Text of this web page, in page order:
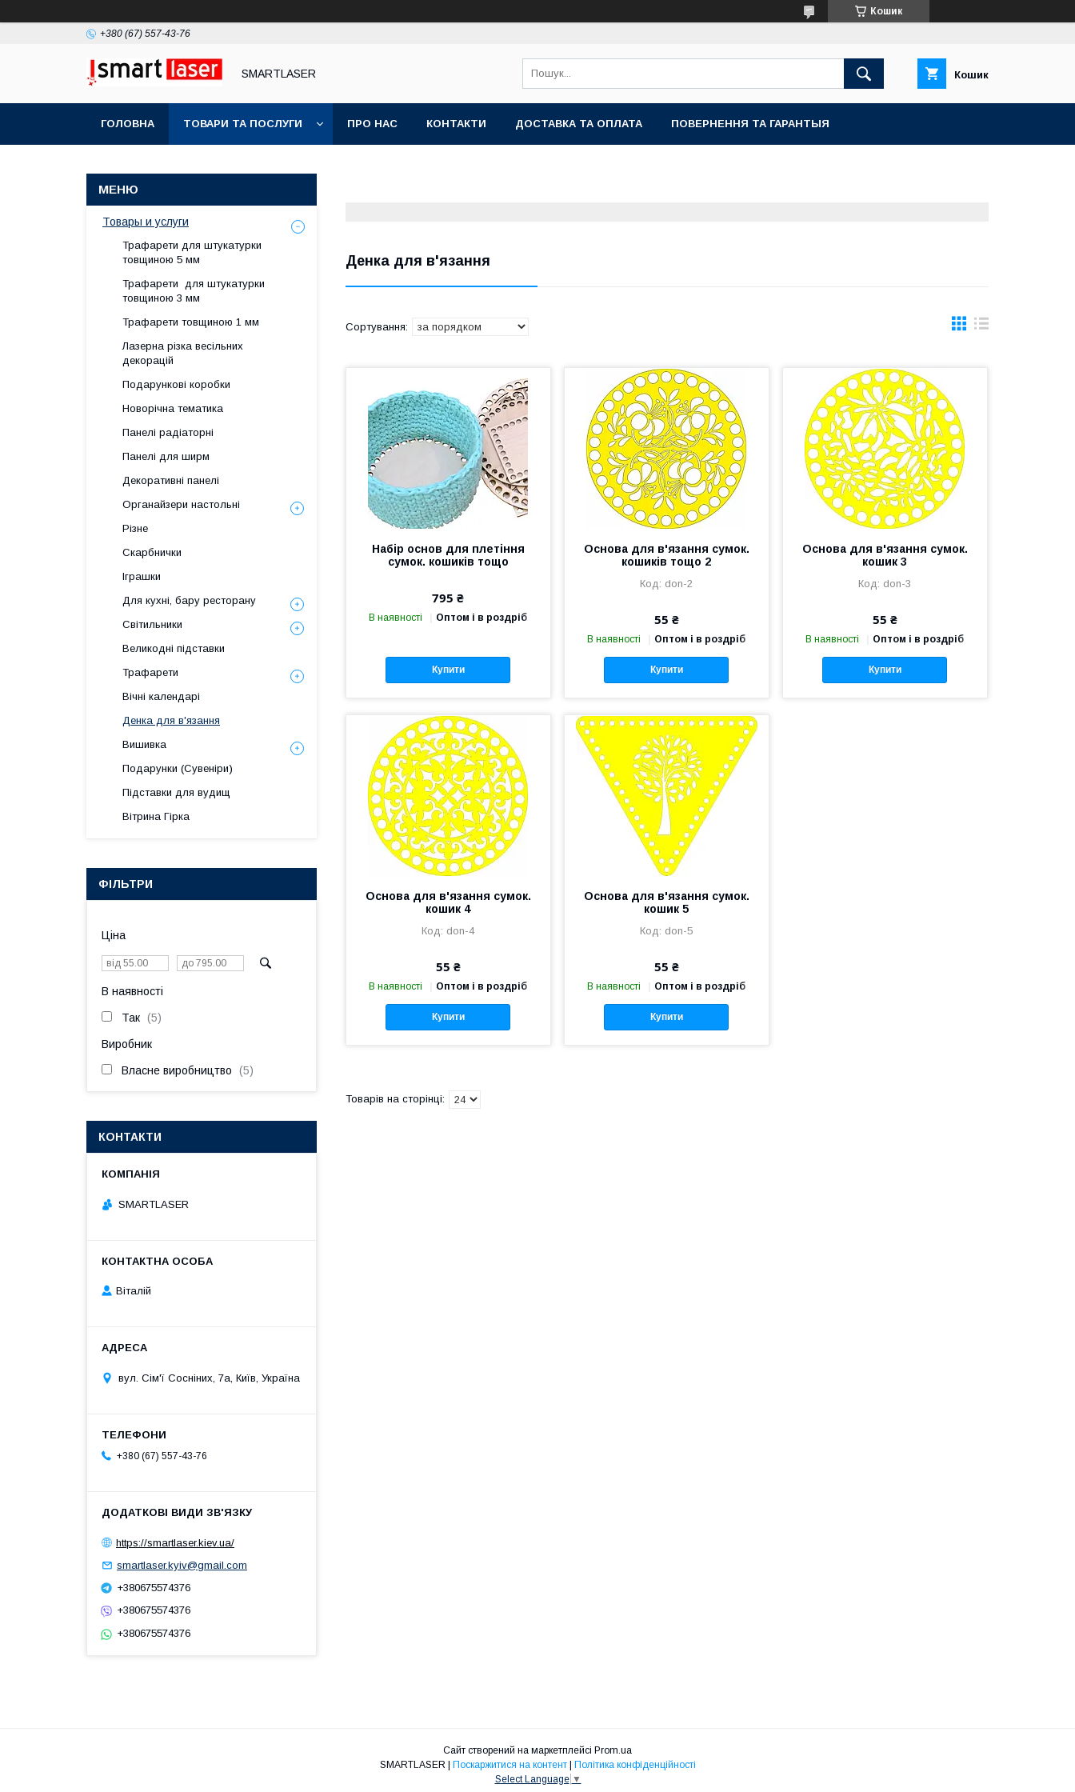
Кошик
+380 (67) 557-43-76
SMARTLASER Кошик
ГОЛОВНА ТОВАРИ ТА ПОСЛУГИ ПРО НАС КОНТАКТИ ДОСТАВКА ТА ОПЛАТА ПОВЕРНЕННЯ ТА ГАРАНТЫЯ
Денка для в'язання
Набір основ для плетіння
сумок. кошиків тощо
795 ₴
В наявності Оптом і в роздріб
Купити
Основа для в'язання сумок.
кошиків тощо 2
don-2
55 ₴
В наявності Оптом і в роздріб
Купити
Основа для в'язання сумок.
кошик 3
don-3
55 ₴
В наявності Оптом і в роздріб
Купити
Основа для в'язання сумок.
кошик 4
don-4
55 ₴
В наявності Оптом і в роздріб
Купити
Основа для в'язання сумок.
кошик 5
don-5
55 ₴
В наявності Оптом і в роздріб
Купити
Товары и услуги
Трафарети для штукатурки
товщиною 5 мм
Трафарети для штукатурки
товщиною 3 мм
Трафарети товщиною 1 мм
Лазерна різка весільних
декорацій
Подарункові коробки
Новорічна тематика
Панелі радіаторні
Панелі для ширм
Декоративні панелі
Органайзери настольні
Різне
Скарбнички
Іграшки
Для кухні, бару ресторану
Світильники
Великодні підставки
Трафарети
Вічні календарі
Денка для в'язання
Вишивка
Подарунки (Сувеніри)
Підставки для вудищ
Вітрина Гірка
ФІЛЬТРИ
Ціна
В наявності
Так 5
Виробник
Власне виробництво 5
КОНТАКТИ
SMARTLASER
Віталій
вул. Сім'ї Сосніних, 7а, Київ, Україна
+380 (67) 557-43-76
https://smartlaser.kiev.ua/
smartlaser.kyiv@gmail.com
+380675574376
+380675574376
+380675574376
Сайт створений на маркетплейсі Prom.ua
SMARTLASER | Поскаржитися на контент | Політика конфіденційності
Select Language ▼